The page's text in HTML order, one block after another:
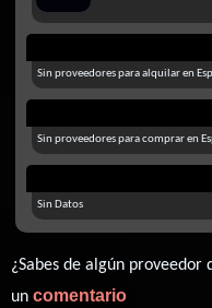
Sin proveedores para alquilar en
Sin proveedores para comprar en
Sin Datos
¿Sabes de algún proveedor
un comentario